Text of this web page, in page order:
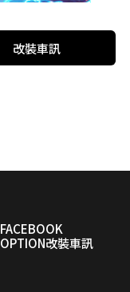
改裝車訊
FACEBOOK
OPTION改裝車訊